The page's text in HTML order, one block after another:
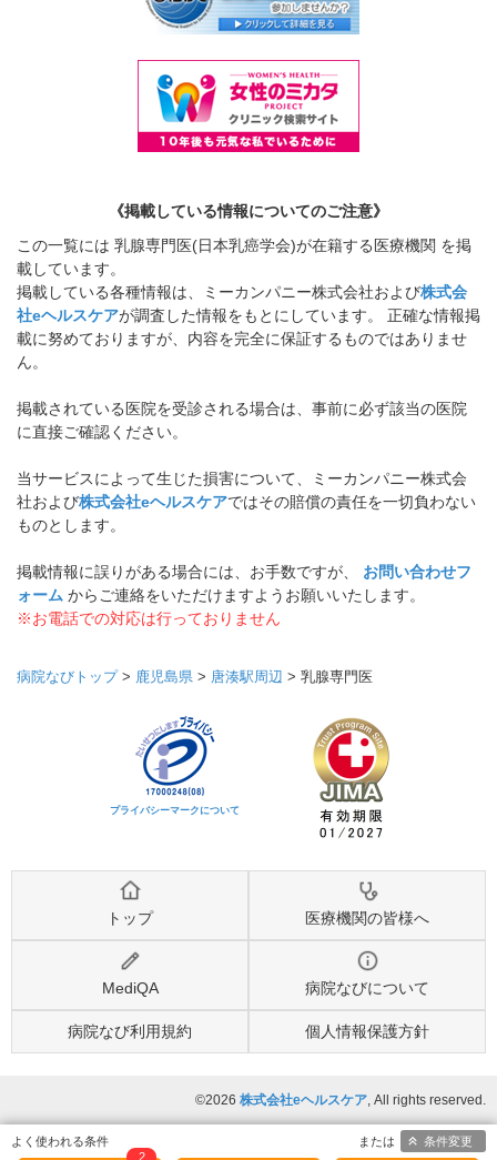
《掲載している情報についてのご注意》
この一覧には 乳腺専門医(日本乳癌学会)が在籍する医療機関 を掲
載しています。
掲載している各種情報は、ミーカンパニー株式会社および株式会
社eヘルスケアが調査した情報をもとにしています。 正確な情報掲
載に努めておりますが、内容を完全に保証するものではありませ
ん。
掲載されている医院を受診される場合は、事前に必ず該当の医院
に直接ご確認ください。
当サービスによって生じた損害について、ミーカンパニー株式会
社および株式会社eヘルスケアではその賠償の責任を一切負わない
ものとします。
掲載情報に誤りがある場合には、お手数ですが、 お問い合わせフ
ォーム からご連絡をいただけますようお願いいたします。
※お電話での対応は行っておりません
病院なびトップ> 鹿児島県 > 唐湊駅周辺 > 乳腺専門医
プライバシーマークについて
トップ 医療機関の皆様へ
MediQA 病院なびについて
病院なび利用規約 個人情報保護方針
©2026 株式会社eヘルスケア, All rights reserved.
2
条件変更